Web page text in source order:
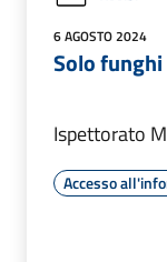
6 AGOSTO 2024
Solo
Ispettorato
Accesso